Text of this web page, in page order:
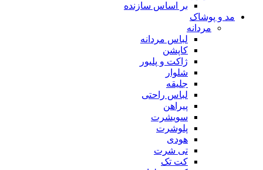
بر اساس سازنده
مد و پوشاک
مردانه
لباس مردانه
کاپشن
ژاکت و پلیور
شلوار
جلیقه
لباس راحتی
پیراهن
سویشرت
پلوشرت
هودی
تی شرت
کت تک